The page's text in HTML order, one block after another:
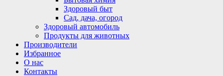
Здоровый быт
Сад, дача, огород
Здоровый автомобиль
Продукты для животных
Производители
Избранное
О нас
Контакты